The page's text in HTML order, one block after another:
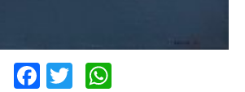
Facebook
Twitter